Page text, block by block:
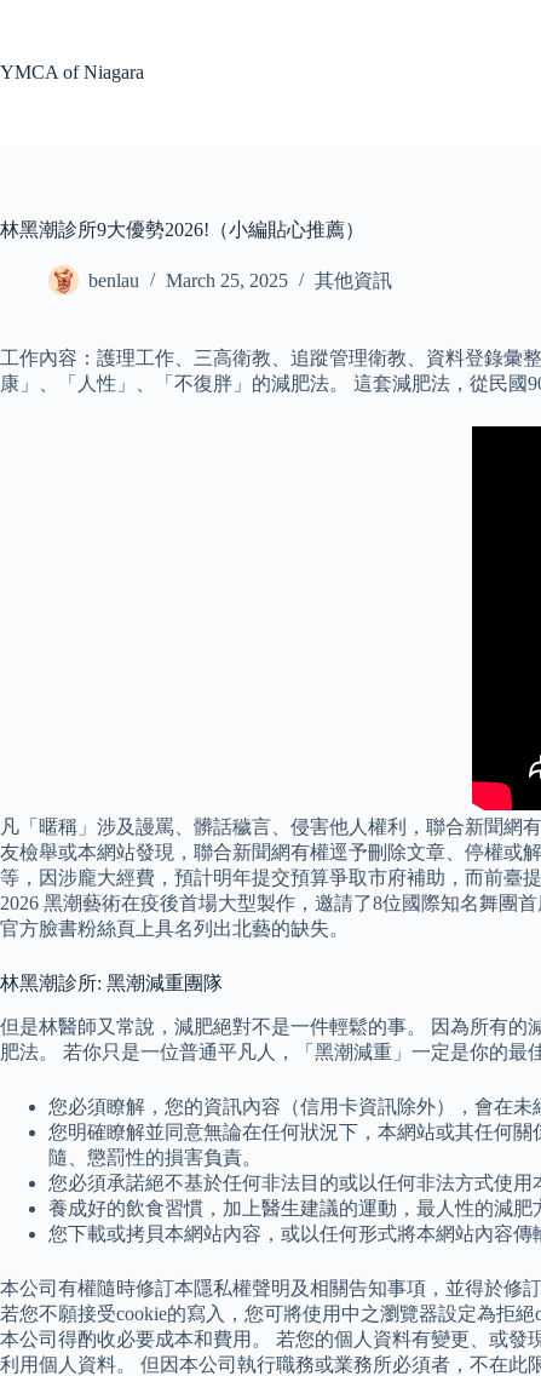
YMCA of Niagara
林黑潮診所9大優勢2026!（小編貼心推薦）
benlau March 25, 2025 其他資訊
工作內容：護理工作、三高衛教、追蹤管理衛教、資料登錄彙
康」、「人性」、「不復胖」的減肥法。 這套減肥法，從民國
凡「暱稱」涉及謾罵、髒話穢言、侵害他人權利，聯合新聞網
友檢舉或本網站發現，聯合新聞網有權逕予刪除文章、停權或
等，因涉龐大經費，預計明年提交預算爭取市府補助，而前臺
2026 黑潮藝術在疫後首場大型製作，邀請了8位國際知名舞團
官方臉書粉絲頁上具名列出北藝的缺失。
林黑潮診所: 黑潮減重團隊
但是林醫師又常說，減肥絕對不是一件輕鬆的事。 因為所有
肥法。 若你只是一位普通平凡人，「黑潮減重」一定是你的最
您必須瞭解，您的資訊內容（信用卡資訊除外），會在
您明確瞭解並同意無論在任何狀況下，本網站或其任何
隨、懲罰性的損害負責。
您必須承諾絕不基於任何非法目的或以任何非法方式使
養成好的飲食習慣，加上醫生建議的運動，最人性的減肥
您下載或拷貝本網站內容，或以任何形式將本網站內容
本公司有權隨時修訂本隱私權聲明及相關告知事項，並得於修
若您不願接受cookie的寫入，您可將使用中之瀏覽器設定為拒
本公司得酌收必要成本和費用。 若您的個人資料有變更、或
利用個人資料。 但因本公司執行職務或業務所必須者，不在此限